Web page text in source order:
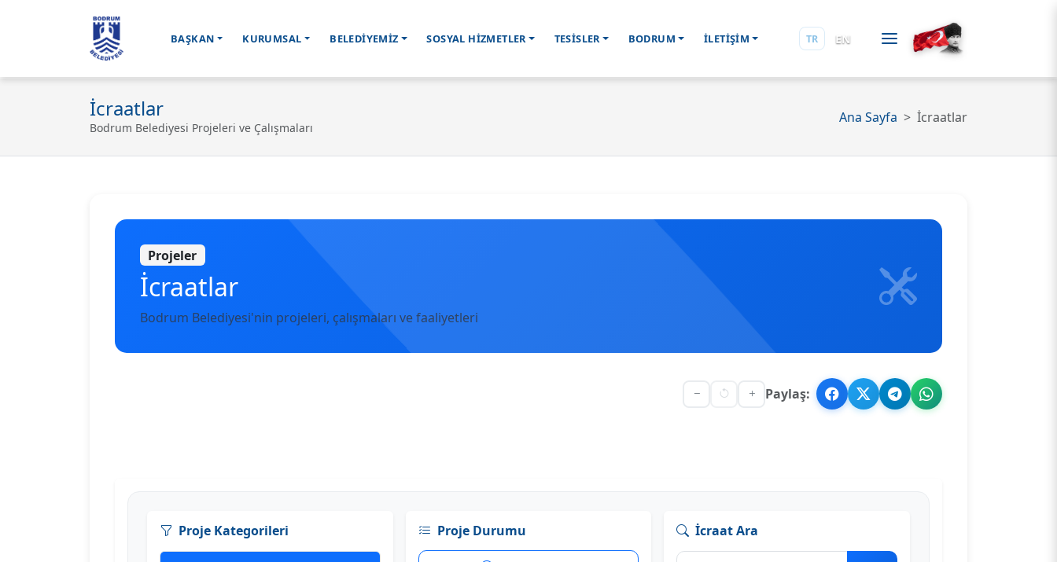
BAŞKAN KURUMSAL BELEDİYEMİZ SOSYAL HİZMETLER TESİSLER BODRUM İLETİŞİM TR EN
İcraatlar
Bodrum Belediyesi Projeleri ve Çalışmaları
Ana Sayfa İcraatlar
Projeler
İcraatlar
Bodrum Belediyesi'nin projeleri, çalışmaları ve faaliyetleri
Paylaş:
Proje Kategorileri Proje Durumu İcraat Ara